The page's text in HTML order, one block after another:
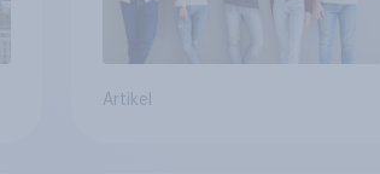
Artikel